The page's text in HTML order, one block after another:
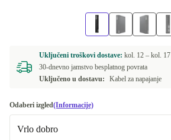
Uključeni troškovi dostave: kol. 12 – kol. 17
30-dnevno jamstvo besplatnog povrata
Uključeno u dostavu:
Kabel za napajanje
Odaberi izgled(Informacije)
Vrlo dobro